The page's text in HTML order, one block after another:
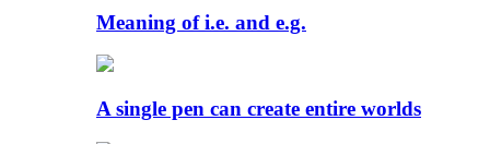
Meaning of i.e. and e.g.
A single pen can create entire worlds